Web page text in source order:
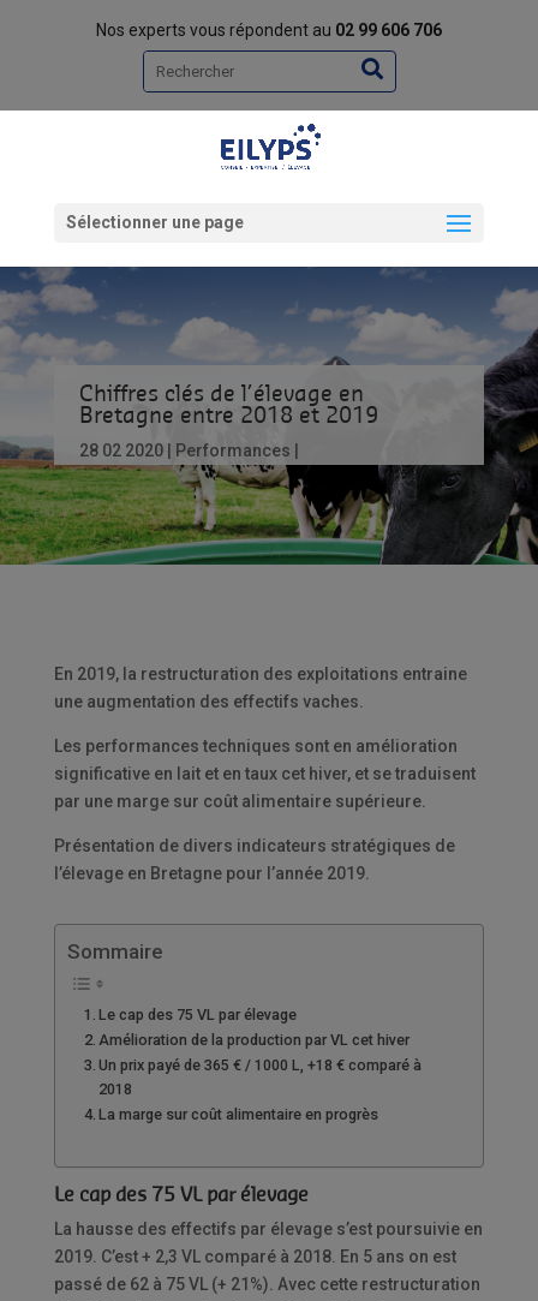
Nos experts vous répondent au 02 99 606 706
Rechercher
Sélectionner une page
Chiffres clés de l’élevage en
Bretagne entre 2018 et 2019
28 02 2020 Performances
En 2019, la restructuration des exploitations entraine
une augmentation des effectifs vaches.
Les performances techniques sont en amélioration
significative en lait et en taux cet hiver, et se traduisent
par une marge sur coût alimentaire supérieure.
Présentation de divers indicateurs stratégiques de
l’élevage en Bretagne pour l’année 2019.
Sommaire
Le cap des 75 VL par élevage
Amélioration de la production par VL cet hiver
Un prix payé de 365 € / 1000 L, +18 € comparé à
2018
La marge sur coût alimentaire en progrès
Le cap des 75 VL par élevage
La hausse des effectifs par élevage s’est poursuivie en
2019. C’est + 2,3 VL comparé à 2018. En 5 ans on est
passé de 62 à 75 VL (+ 21%). Avec cette restructuration